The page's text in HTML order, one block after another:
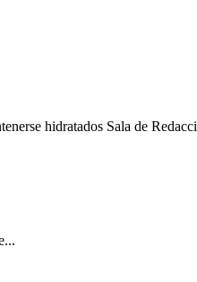
hidratados Sala de